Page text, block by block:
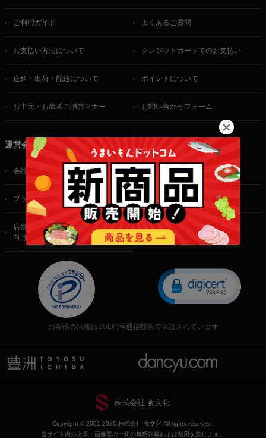
ご利用ガイド よくあるご質問
お支払い方法について クレジットカードでのお支払い
送料・出荷・配送について ポイントについて
お中元・お歳暮ご贈答マナー お問い合わせフォーム
運営会社
会社概要 ご利用規約
プライバシーポリシー 特定商取引法に基づく表記
店舗・法人・生産者様
向けのお問い合わせ
お客様の情報はSSL暗号通信技術で保護されています
株式会社 食文化
Copyright © 2001-2026 株式会社 食文化 All rights reserved.
当サイト内の文章・画像等の一切の無断転載および転用を禁じます。